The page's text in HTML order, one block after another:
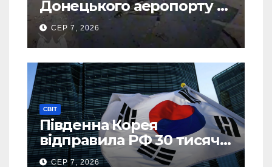
Донецького аеропорту та
спалив “Шахед” ще до
запуску
СЕР 7, 2026
СВІТ
Південна Корея
відправила РФ 30 тисяч
тонн авіапалива
СЕР 7, 2026